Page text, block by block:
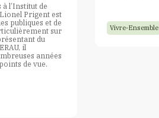
l’Institut de
Prigent est
publiques et de
sur
du
il
années
de vue.
Vivre-Ensemble